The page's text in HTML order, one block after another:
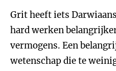
Grit heeft iets
hard werken
vermogens. Een
wetenschap die te